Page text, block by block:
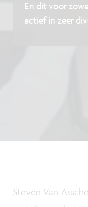
En dit voor
actief in zeer
Steven Van